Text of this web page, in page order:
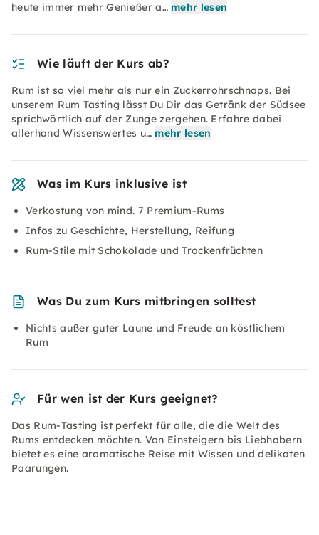
heute immer mehr Genießer a… mehr lesen
Wie läuft der Kurs ab?
Rum ist so viel mehr als nur ein Zuckerrohrschnaps. Bei
unserem Rum Tasting lässt Du Dir das Getränk der Südsee
sprichwörtlich auf der Zunge zergehen. Erfahre dabei
allerhand Wissenswertes u… mehr lesen
Was im Kurs inklusive ist
Verkostung von mind. 7 Premium-Rums
Infos zu Geschichte, Herstellung, Reifung
Rum-Stile mit Schokolade und Trockenfrüchten
Was Du zum Kurs mitbringen solltest
Nichts außer guter Laune und Freude an köstlichem
Rum
Für wen ist der Kurs geeignet?
Das Rum-Tasting ist perfekt für alle, die die Welt des
Rums entdecken möchten. Von Einsteigern bis Liebhabern
bietet es eine aromatische Reise mit Wissen und delikaten
Paarungen.